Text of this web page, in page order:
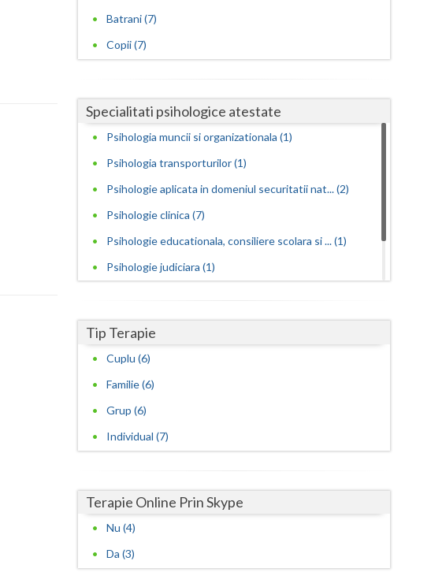
Suceava
Teleorman
Timis
Valcea
Vaslui
Batrani (7)
Copii (7)
Specialitati psihologice atestate
Psihologia muncii si organizationala (1)
Psihologia transporturilor (1)
Psihologie aplicata in domeniul securitatii nat... (2)
Psihologie clinica (7)
Psihologie educationala, consiliere scolara si ... (1)
Psihologie judiciara (1)
Psihoterapie sistemica de familie si cuplu (2)
Tip Terapie
Cuplu (6)
Familie (6)
Grup (6)
Individual (7)
Terapie Online Prin Skype
Nu (4)
Da (3)